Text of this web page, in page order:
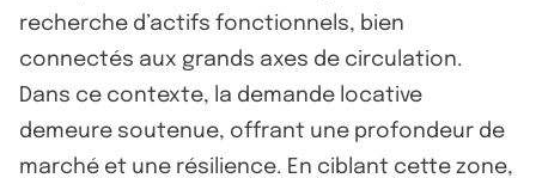
recherche d’actifs fonctionnels, bien
connectés aux grands axes de circulation.
Dans ce contexte, la demande locative
demeure soutenue, offrant une profondeur de
marché et une résilience. En ciblant cette zone,